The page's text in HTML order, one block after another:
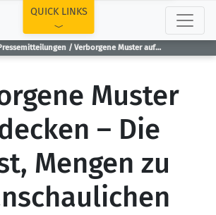
Verborgene Muster aufdecken – Die Kunst, Mengen zu veranschaulichen
QUICK LINKS
Muster
– Die
Mengen zu